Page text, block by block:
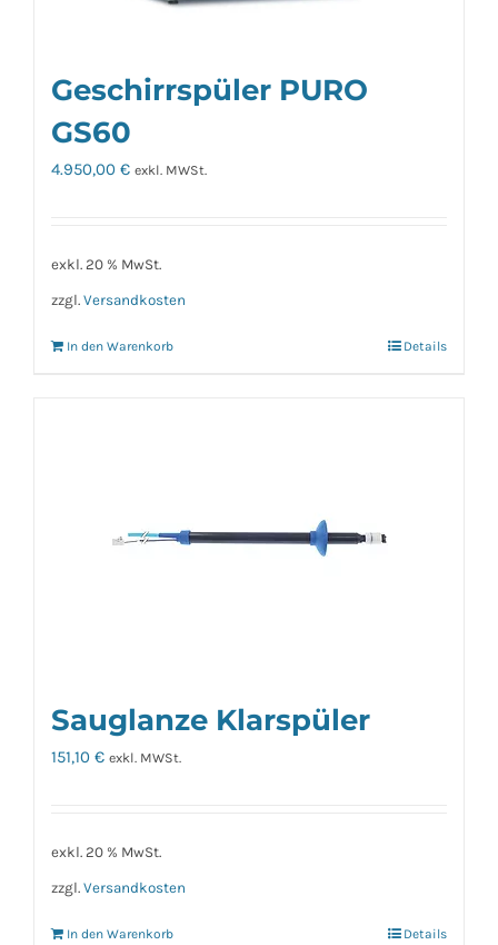
Geschirrspüler PURO
GS60
4.950,00 € exkl. MWSt.
exkl. 20 % MwSt.
zzgl. Versandkosten
In den Warenkorb Details
Sauglanze Klarspüler
151,10 € exkl. MWSt.
exkl. 20 % MwSt.
zzgl. Versandkosten
In den Warenkorb Details